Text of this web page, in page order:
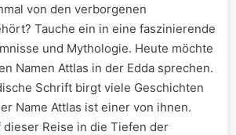
von ​den‌ verborgenen
Tauche ein in eine faszinierende
und Mythologie. Heute möchte
Namen AttIas in der Edda sprechen.
Schrift birgt viele ‍Geschichten
Name⁢ AttIas ist​ einer von ihnen.
dieser Reise in⁤ die Tiefen der⁢